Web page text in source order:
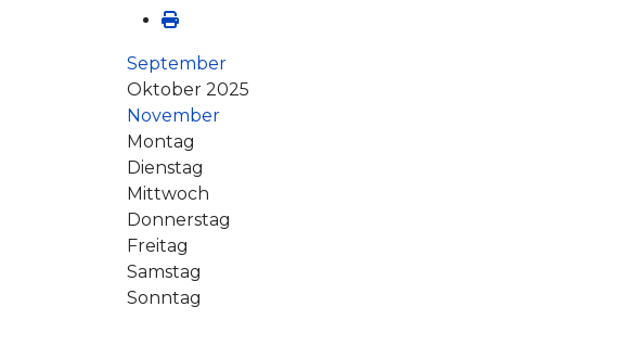
September
Oktober 2025
November
Montag
Dienstag
Mittwoch
Donnerstag
Freitag
Samstag
Sonntag